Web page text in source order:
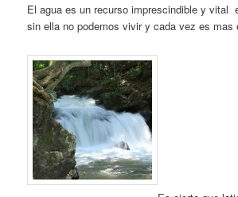
El agua es un recurso imprescindible y vital
sin ella no podemos vivir y cada vez es mas